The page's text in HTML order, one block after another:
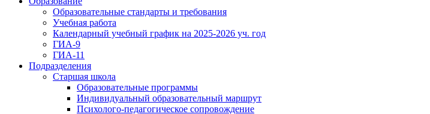
Образовательные стандарты и требования
Учебная работа
Календарный учебный график на 2025-2026 уч. год
ГИА-9
ГИА-11
Подразделения
Старшая школа
Образовательные программы
Индивидуальный образовательный маршрут
Психолого-педагогическое сопровождение